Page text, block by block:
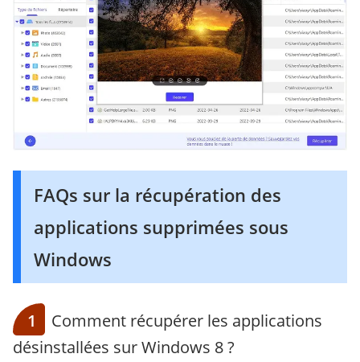
FAQs sur la récupération des
applications supprimées sous
Windows
1
Comment récupérer les applications
désinstallées sur Windows 8 ?